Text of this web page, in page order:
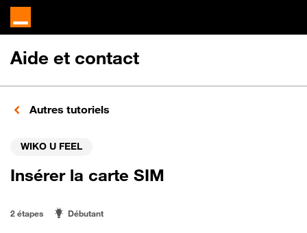
Aide et contact
Autres tutoriels
WIKO U FEEL
Insérer la carte SIM
2 étapes Débutant